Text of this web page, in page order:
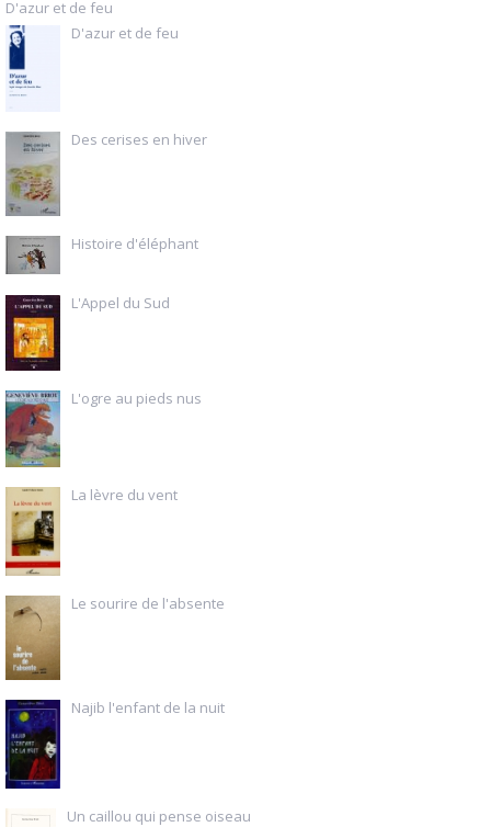
D'azur et de feu
D'azur et de feu
Des cerises en hiver
Histoire d'éléphant
L'Appel du Sud
L'ogre au pieds nus
La lèvre du vent
Le sourire de l'absente
Najib l'enfant de la nuit
Un caillou qui pense oiseau